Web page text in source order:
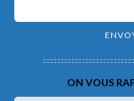
ON VOUS